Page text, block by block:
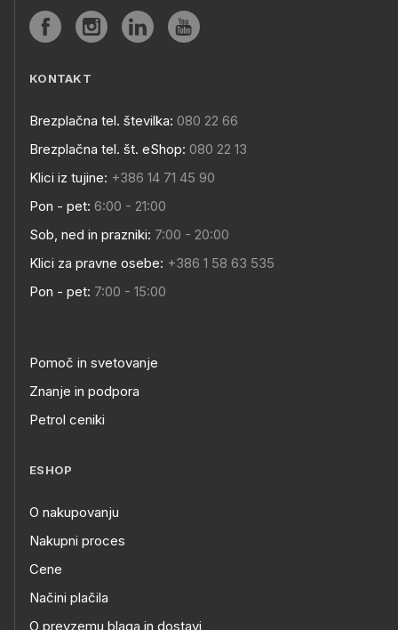
KONTAKT
Brezplačna tel. številka: 080 22 66
Brezplačna tel. št. eShop: 080 22 13
Klici iz tujine: +386 14 71 45 90
Pon - pet: 6:00 - 21:00
Sob, ned in prazniki: 7:00 - 20:00
Klici za pravne osebe: +386 1 58 63 535
Pon - pet: 7:00 - 15:00
Pomoč in svetovanje
Znanje in podpora
Petrol ceniki
ESHOP
O nakupovanju
Nakupni proces
Cene
Načini plačila
O prevzemu blaga in dostavi